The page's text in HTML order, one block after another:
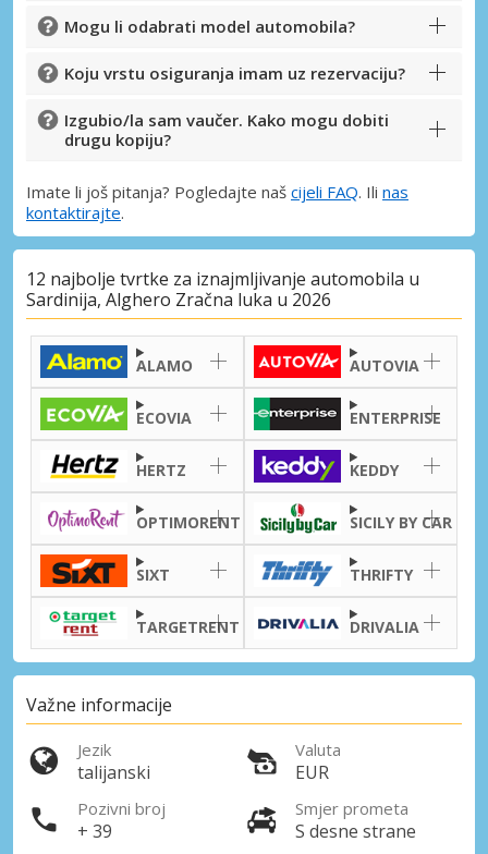
Mogu li odabrati model automobila?
Koju vrstu osiguranja imam uz rezervaciju?
Izgubio/la sam vaučer. Kako mogu dobiti
drugu kopiju?
Imate li još pitanja? Pogledajte naš cijeli FAQ. Ili nas
kontaktirajte.
12 najbolje tvrtke za iznajmljivanje automobila u
Sardinija, Alghero Zračna luka u 2026
ALAMO AUTOVIA
ECOVIA ENTERPRISE
HERTZ KEDDY
OPTIMORENT SICILY BY CAR
SIXT THRIFTY
TARGETRENT DRIVALIA
Važne informacije
Jezik
talijanski
Valuta
EUR
Pozivni broj
+ 39
Smjer prometa
S desne strane